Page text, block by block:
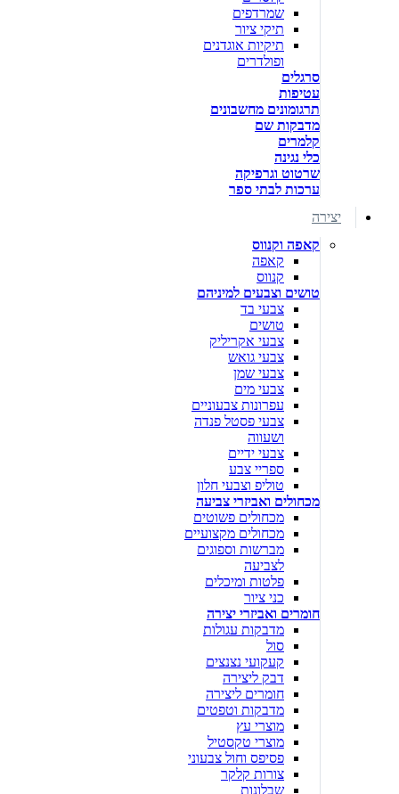
שמרדפים
תיקי ציור
תיקיות אוגדנים
ופולדרים
סרגלים
עטיפות
תרגומונים מחשבונים
מדבקות שם
קלמרים
כלי נגינה
שרטוט וגרפיקה
ערכות לבתי ספר
יצירה
קאפה וקנווס
קאפה
קנווס
טושים וצבעים למיניהם
צבעי בד
טושים
צבעי אקריליק
צבעי גואש
צבעי שמן
צבעי מים
עפרונות צבעוניים
צבעי פסטל פנדה
ושעווה
צבעי ידיים
ספריי צבע
טוליפ וצבעי חלון
מכחולים ואביזרי צביעה
מכחולים פשוטים
מכחולים מקצועיים
מברשות וספוגים
לצביעה
פלטות ומיכלים
כני ציור
חומרים ואביזרי יצירה
מדבקות עגולות
סול
קעקועי נצנצים
דבק ליצירה
חומרים ליצירה
מדבקות וטפטים
מוצרי עץ
מוצרי טקסטיל
פסיפס וחול צבעוני
צורות קלקר
שבלונות